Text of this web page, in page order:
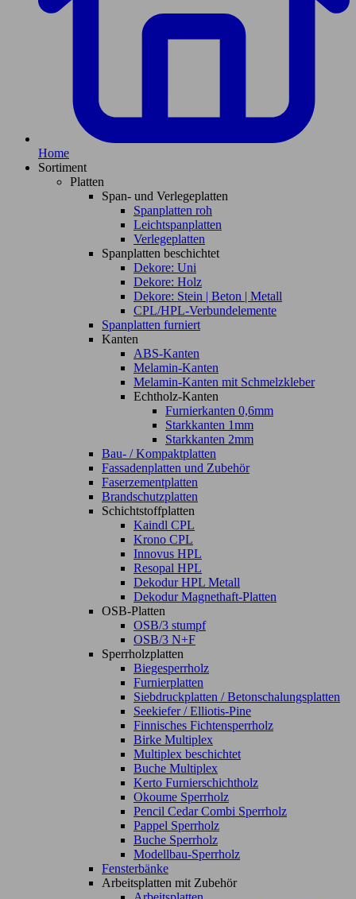
Home
Sortiment
Platten
Span- und Verlegeplatten
Spanplatten roh
Leichtspanplatten
Verlegeplatten
Spanplatten beschichtet
Dekore: Uni
Dekore: Holz
Dekore: Stein | Beton | Metall
CPL/HPL-Verbundelemente
Spanplatten furniert
Kanten
ABS-Kanten
Melamin-Kanten
Melamin-Kanten mit Schmelzkleber
Echtholz-Kanten
Furnierkanten 0,6mm
Starkkanten 1mm
Starkkanten 2mm
Bau- / Kompaktplatten
Fassadenplatten und Zubehör
Faserzementplatten
Brandschutzplatten
Schichtstoffplatten
Kaindl CPL
Krono CPL
Innovus HPL
Resopal HPL
Dekodur HPL Metall
Dekodur Magnethaft-Platten
OSB-Platten
OSB/3 stumpf
OSB/3 N+F
Sperrholzplatten
Biegesperrholz
Furnierplatten
Siebdruckplatten / Betonschalungsplatten
Seekiefer / Elliotis-Pine
Finnisches Fichtensperrholz
Birke Multiplex
Multiplex beschichtet
Buche Multiplex
Kerto Furnierschichtholz
Okoume Sperrholz
Pencil Cedar Combi Sperrholz
Pappel Sperrholz
Buche Sperrholz
Modellbau-Sperrholz
Fensterbänke
Arbeitsplatten mit Zubehör